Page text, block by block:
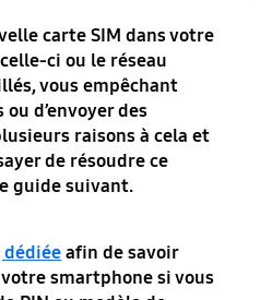
carte SIM dans votre
ci ou le réseau
vous empêchant
d’envoyer des
raisons à cela et
de résoudre ce
guide suivant.
dédiéeafin de savoir
smartphone si vous